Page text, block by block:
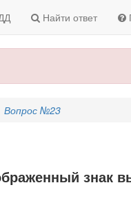
Найти ответ
Вопрос №23
знак